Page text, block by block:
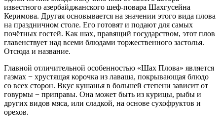
известного азербайджанского шеф-повара Шахгусейна
Керимова. Другая основывается на значении этого вида плова
на праздничном столе. Его готовят и подают для самых
почётных гостей. Как шах, правящий государством, этот плов
главенствует над всеми блюдами торжественного застолья.
Отсюда и название.
Главной отличительной особенностью «Шах Плова» является
газмах − хрустящая корочка из лаваша, покрывающая блюдо
со всех сторон. Вкус кушанья в большей степени зависит от
говурмы − приправы. Она может быть из курицы, рыбы и
других видов мяса, или сладкой, на основе сухофруктов и
орехов.